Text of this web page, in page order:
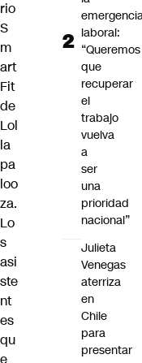
rio
S
m
art
Fit
de
Lol
la
pa
loo
za.
Lo
s
asi
ste
nt
es
qu
e
laboral:
“Queremos
que
recuperar
el
trabajo
vuelva
a
ser
una
prioridad
nacional”
Julieta
Venegas
aterriza
en
Chile
para
presentar